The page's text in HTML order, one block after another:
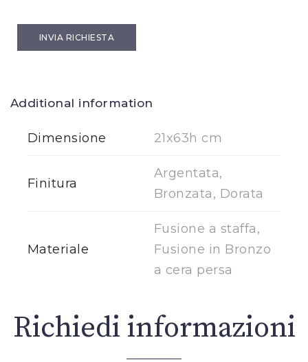
INVIA RICHIESTA
Additional information
Dimensione 21x63h cm
Finitura
Argentata,
Bronzata, Dorata
Materiale
Fusione a staffa,
Fusione in Bronzo
a cera persa
Richiedi informazioni